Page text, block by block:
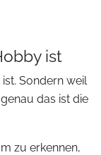
ist
Sondern weil
das ist die
zu erkennen,